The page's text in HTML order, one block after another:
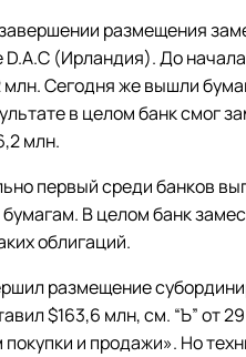
размещения
(Ирландия). До
Сегодня же вышли
в целом банк смог
млн.
первый среди банков
В целом банк
облигаций.
размещение
$163,6 млн, см. “Ъ” от
и продажи». Но